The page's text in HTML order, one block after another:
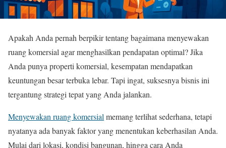
Apakah Anda pernah berpikir tentang bagaimana menyewakan
ruang komersial agar menghasilkan pendapatan optimal? Jika
Anda punya properti komersial, kesempatan mendapatkan
keuntungan besar terbuka lebar. Tapi ingat, suksesnya bisnis ini
tergantung strategi tepat yang Anda jalankan.
Menyewakan ruang komersial memang terlihat sederhana, tetapi
nyatanya ada banyak faktor yang menentukan keberhasilan Anda.
Mulai dari lokasi, kondisi bangunan, hingga cara Anda